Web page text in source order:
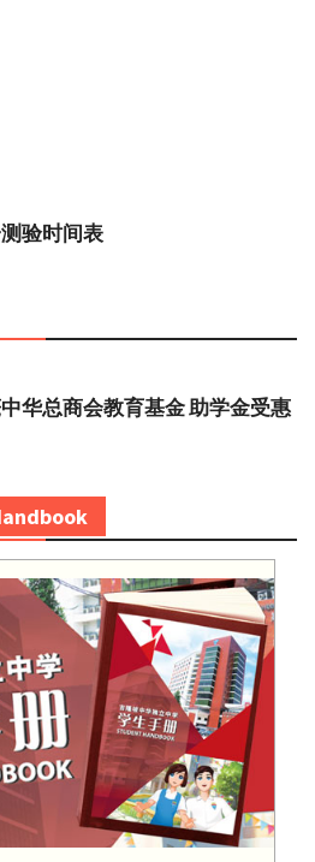
验时间表
华总商会教育基金 助学金受惠